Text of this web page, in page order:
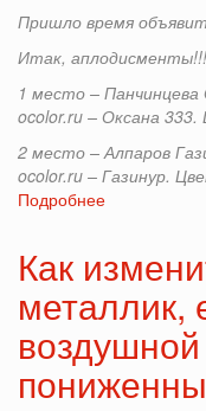
Пришло время
Итак, аплодисменты!!!
1 место –
ocolor.ru – Оксана 333.
2 место – Алпаров
ocolor.ru – Газинур.
Подробнее
колористов
творчества
с
GreenLine".
Как
металлик,